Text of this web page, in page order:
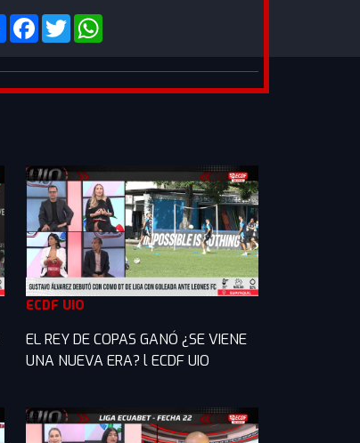
ECDF UIO
EL REY DE COPAS GANÓ ¿SE VIENE
UNA NUEVA ERA? l ECDF UIO